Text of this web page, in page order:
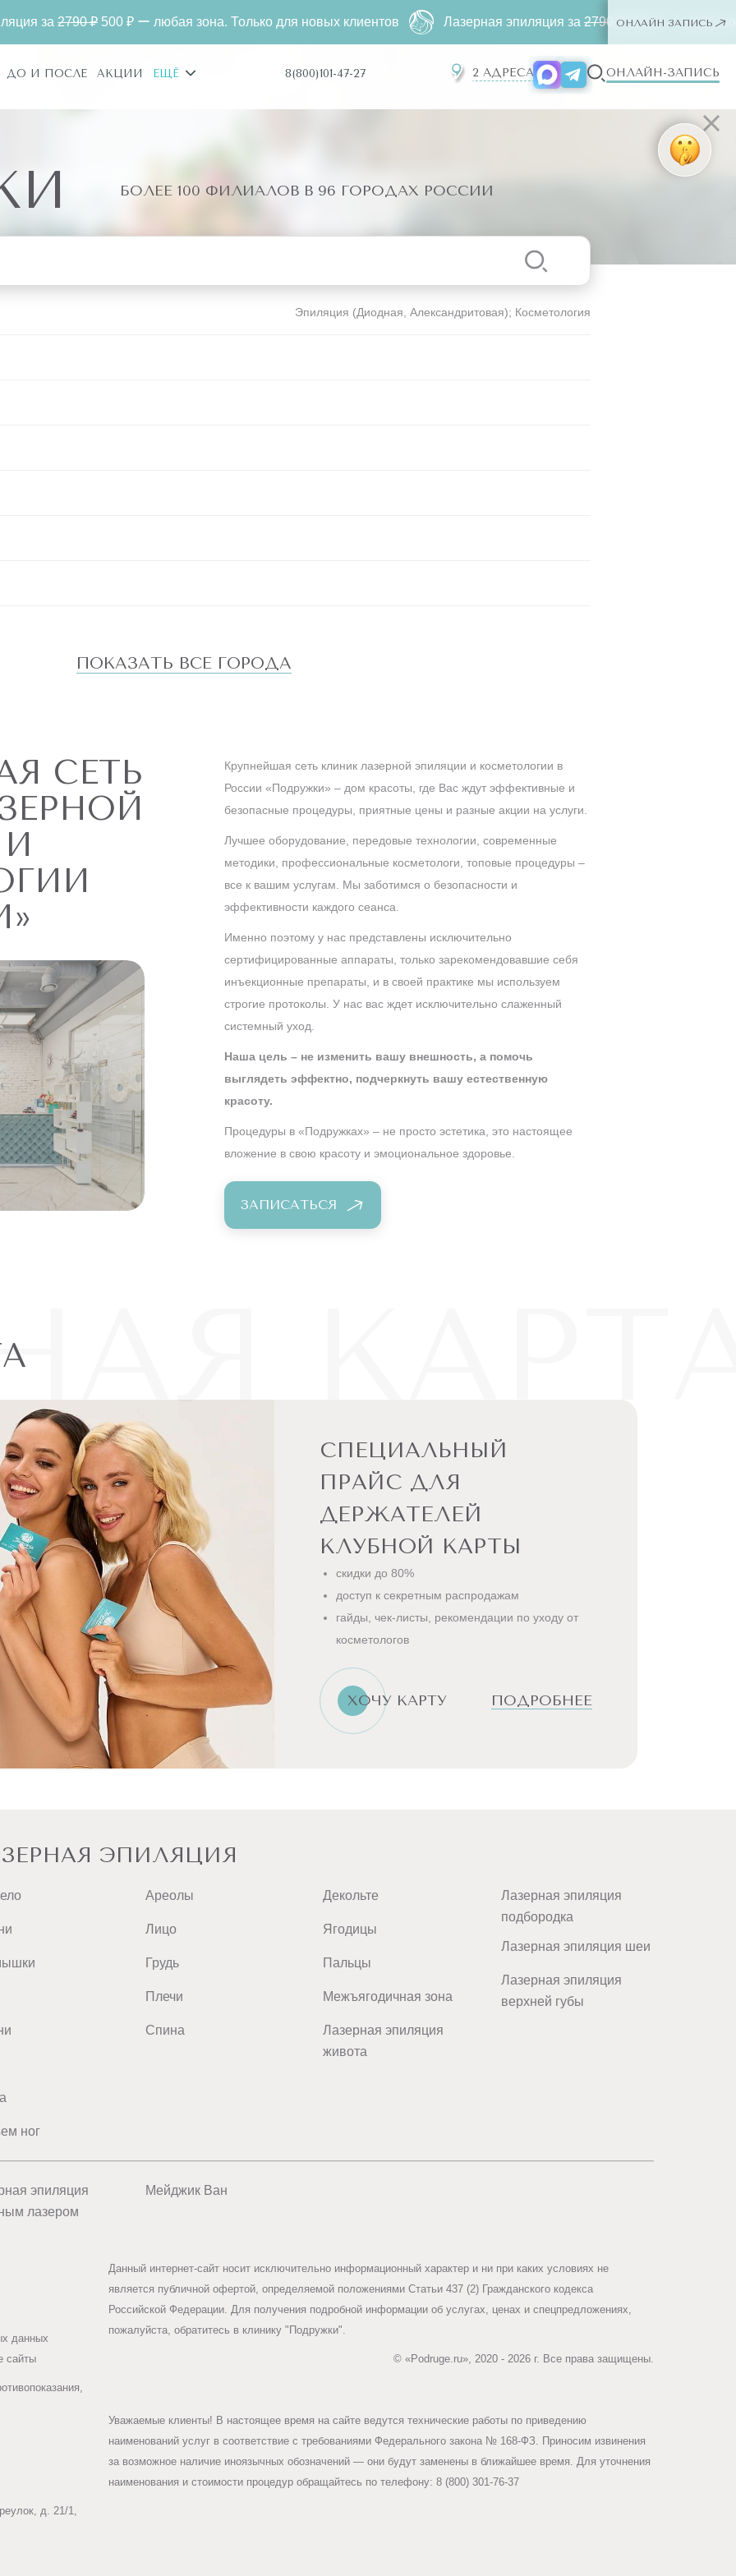
ДО И ПОСЛЕ АКЦИИ ЕЩЁ 8(800)101-47-27 2 АДРЕСА ОНЛАЙН-ЗАПИСЬ
БОЛЕЕ 100 ФИЛИАЛОВ В 96 ГОРОДАХ РОССИИ
Эпиляция (Диодная, Александритовая); Косметология
Эпиляция (Диодная, Александритовая); Косметология
ПОКАЗАТЬ ВСЕ ГОРОДА
СЕТЬ
Крупнейшая сеть клиник лазерной эпиляции и косметологии в
России «Подружки» – дом красоты, где Вас ждут эффективные и
безопасные процедуры, приятные цены и разные акции на услуги.
Лучшее оборудование, передовые технологии, современные
методики, профессиональные косметологи, топовые процедуры –
все к вашим услугам. Мы заботимся о безопасности и
эффективности каждого сеанса.
Именно поэтому у нас представлены исключительно
сертифицированные аппараты, только зарекомендовавшие себя
инъекционные препараты, и в своей практике мы используем
строгие протоколы. У нас вас ждет исключительно слаженный
системный уход.
Наша цель – не изменить вашу внешность, а помочь
выглядеть эффектно, подчеркнуть вашу естественную
красоту.
Процедуры в «Подружках» – не просто эстетика, это настоящее
вложение в свою красоту и эмоциональное здоровье.
ЗАПИСАТЬСЯ
СПЕЦИАЛЬНЫЙ
ПРАЙС ДЛЯ
ДЕРЖАТЕЛЕЙ
КЛУБНОЙ КАРТЫ
скидки до 80%
доступ к секретным распродажам
гайды, чек-листы, рекомендации по уходу от
косметологов
ХОЧУ КАРТУ ПОДРОБНЕЕ
ЭПИЛЯЦИЯ
ног
Ареолы
Лицо
Грудь
Плечи
Спина
Декольте
Ягодицы
Пальцы
Межъягодичная зона
Лазерная эпиляция
живота
Лазерная эпиляция
подбородка
Лазерная эпиляция шеи
Лазерная эпиляция
верхней губы
эпиляция
лазером
Мейджик Ван
данных
сайты
д. 21/1,
Данный интернет-сайт носит исключительно информационный характер и ни при каких условиях не
является публичной офертой, определяемой положениями Статьи 437 (2) Гражданского кодекса
Российской Федерации. Для получения подробной информации об услугах, ценах и спецпредложениях,
пожалуйста, обратитесь в клинику "Подружки".
© «Podruge.ru», 2020 - 2026 г. Все права защищены.
Уважаемые клиенты! В настоящее время на сайте ведутся технические работы по приведению
наименований услуг в соответствие с требованиями Федерального закона № 168-ФЗ. Приносим извинения
за возможное наличие иноязычных обозначений — они будут заменены в ближайшее время. Для уточнения
наименования и стоимости процедур обращайтесь по телефону: 8 (800) 301-76-37
₽500 ₽ ー любая зона. Только для новых клиентов Лазерная эпиляция за2790 ₽500 ₽ ー любая зона.
ОНЛАЙН ЗАПИСЬ